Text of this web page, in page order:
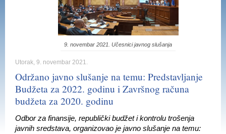
9. novembar 2021. Učesnici javnog slušanja
Utorak, 9. novembar 2021.
Održano javno slušanje na temu: Predstavljanje
Budžeta za 2022. godinu i Završnog računa
budžeta za 2020. godinu
Odbor za finansije, republički budžet i kontrolu trošenja
javnih sredstava, organizovao je javno slušanje na temu: